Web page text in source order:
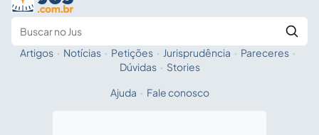
Fale com a IA
Artigos · Notícias · Petições · Jurisprudência · Pareceres ·
Dúvidas · Stories
Ajuda · Fale conosco